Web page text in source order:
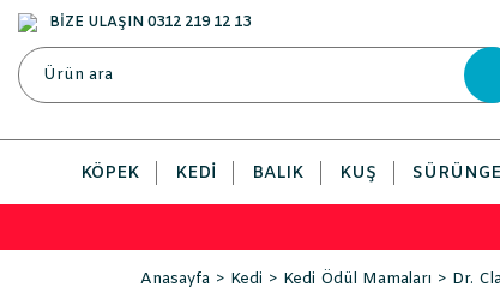
BİZE ULAŞIN 0312 219 12 13
KÖPEK KEDI BALIK KUŞ
Anasayfa Kedi Kedi Ödül Mamaları Dr.